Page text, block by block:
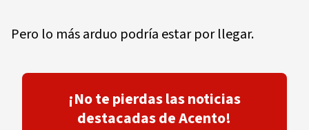
Pero lo más arduo podría estar por llegar.
¡No te pierdas las noticias
destacadas de Acento!